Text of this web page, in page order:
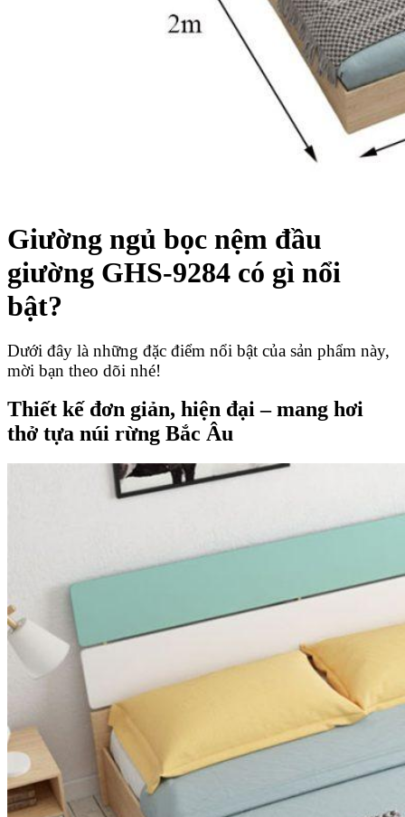
Giường ngủ bọc nệm đầu
giường GHS-9284 có gì nổi
bật?
Dưới đây là những đặc điểm nổi bật của sản phẩm này,
mời bạn theo dõi nhé!
Thiết kế đơn giản, hiện đại – mang hơi
thở tựa núi rừng Bắc Âu